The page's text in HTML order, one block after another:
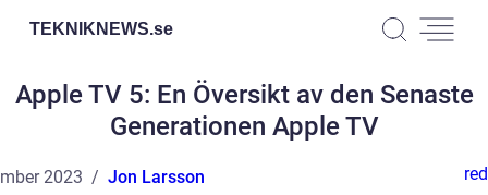
TEKNIKNEWS.se
Apple TV 5: En Översikt av den Senaste
Generationen Apple TV
2023 Jon Larsson